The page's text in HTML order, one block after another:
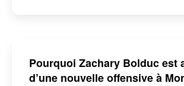
Pourquoi Zachary Bolduc est
d’une nouvelle offensive à